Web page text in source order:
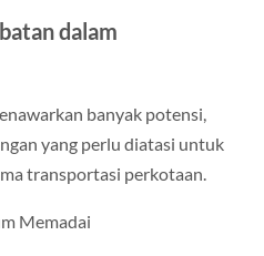
dalam
banyak potensi,
yang perlu diatasi untuk
transportasi perkotaan.
Memadai